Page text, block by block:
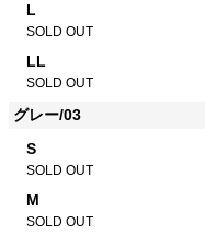
L
SOLD OUT
LL
SOLD OUT
グレー/03
S
SOLD OUT
M
SOLD OUT